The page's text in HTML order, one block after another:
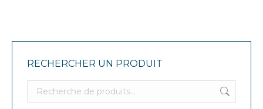
RECHERCHER UN PRODUIT